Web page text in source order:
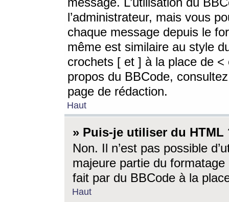
l’administrateur, mais vous
chaque message depuis le
même est similaire au style
crochets [ et ] à la place de <
propos du BBCode,
page de rédaction.
Haut
» Puis-je utiliser du HTML
Non. Il n’est pas possible
majeure partie du
fait par du BBCode à la
Haut